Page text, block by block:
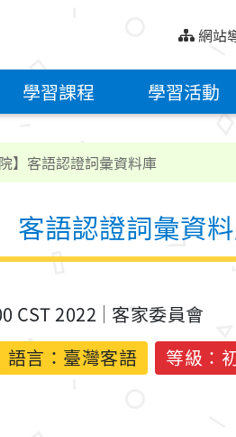
網站
學習課程 學習活動
】客語認證詞彙資料庫
客語認證詞彙資
CST 2022
客家委員會
語言： 臺灣客語 等級：